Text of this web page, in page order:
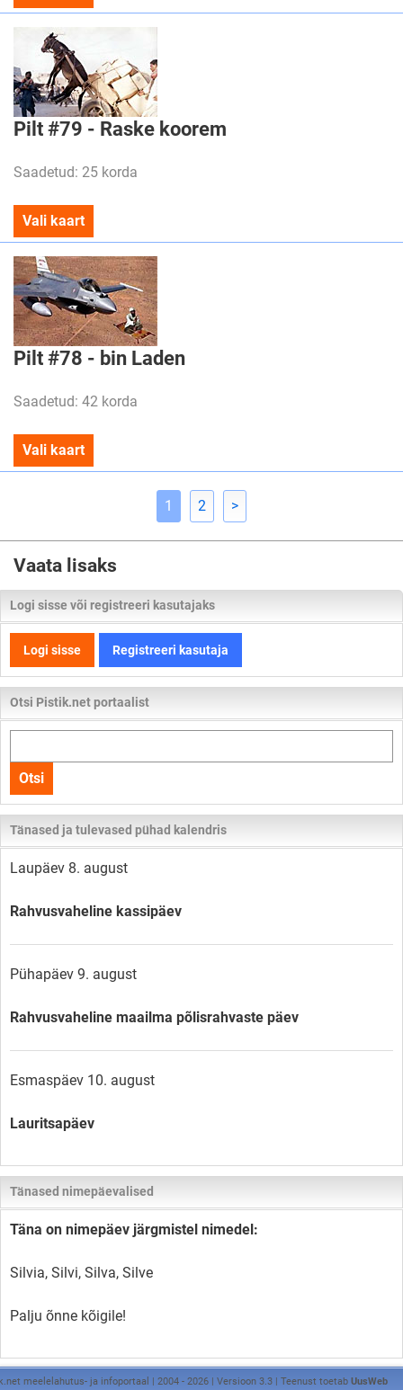
Pilt #79 - Raske koorem
Saadetud: 25 korda
Vali kaart
Pilt #78 - bin Laden
Saadetud: 42 korda
Vali kaart
1 2 >
Vaata lisaks
Logi sisse või registreeri kasutajaks
Logi sisse Registreeri kasutaja
Otsi Pistik.net portaalist
kogu
lehelt
Otsi
Tänased ja tulevased pühad kalendris
Laupäev 8. august
Rahvusvaheline kassipäev
Pühapäev 9. august
Rahvusvaheline maailma põlisrahvaste päev
Esmaspäev 10. august
Lauritsapäev
Tänased nimepäevalised
Täna on nimepäev järgmistel nimedel:
Silvia, Silvi, Silva, Silve
Palju õnne kõigile!
meelelahutus- ja infoportaal | 2004 - 2026 | Versioon 3.3 | Teenust toetab UusWeb